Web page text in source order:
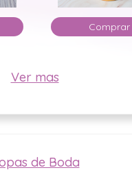
Comprar
Ver mas
de Boda